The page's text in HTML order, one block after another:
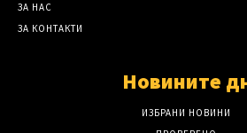
ЗА НАС
ЗА КОНТАКТИ
Новините
ИЗБРАНИ НОВИНИ